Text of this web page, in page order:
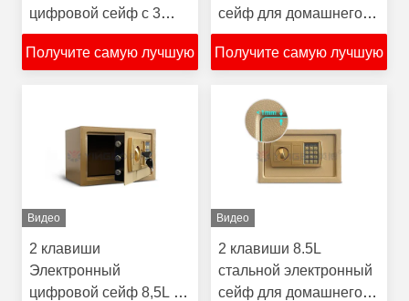
цифровой сейф с 3
болтами 2 ключа
Получите самую лучшую
сейф для домашнего
офиса безопасности
YB/E-17---30
Получите самую лучшую
Видео
2 клавиши
Электронный
цифровой сейф 8,5L 2
Видео
2 клавиши 8.5L
стальной электронный
сейф для домашнего